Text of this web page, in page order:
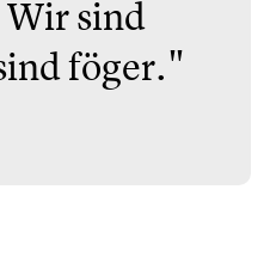
sind
föger."